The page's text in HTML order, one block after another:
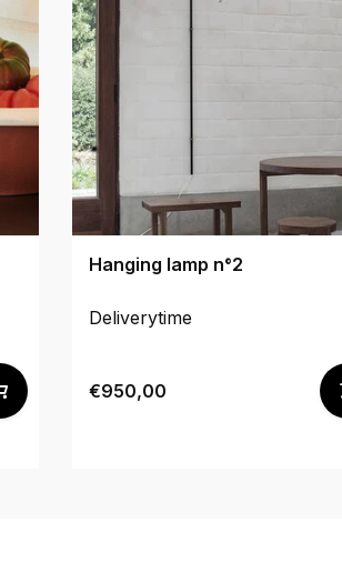
Hanging lamp n°2
Deliverytime
€950,00